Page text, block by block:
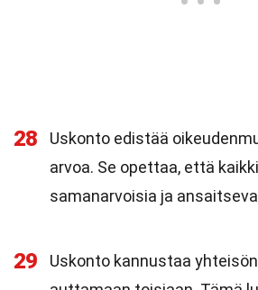
28
Uskonto edistää
arvoa. Se opettaa, että
samanarvoisia ja
29
Uskonto kannustaa